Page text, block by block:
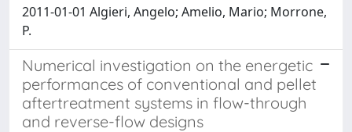
2011-01-01 Algieri, Angelo; Amelio, Mario; Morrone,
P.
Numerical investigation on the energetic
performances of conventional and pellet
aftertreatment systems in flow-through
and reverse-flow designs